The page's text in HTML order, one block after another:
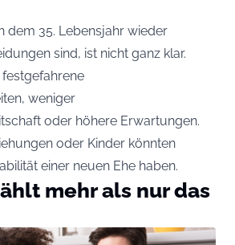
dem 35. Lebensjahr wieder
sind, ist nicht ganz klar.
weniger
oder höhere Erwartungen.
oder Kinder könnten
einer neuen Ehe haben.
mehr als nur das